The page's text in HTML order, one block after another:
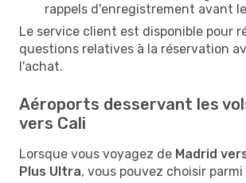
rappels d'enregistrement avant
Le service client est disponible pour
questions relatives à la réservation
l'achat.
Aéroports desservant les
vers Cali
Lorsque vous voyagez de Madrid
Plus Ultra, vous pouvez choisir